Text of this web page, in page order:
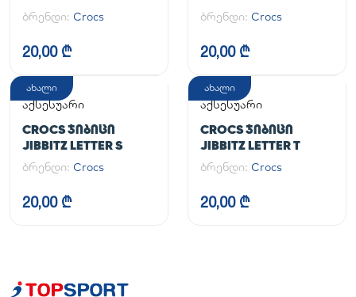
ბრენდი: Crocs
20,00 ₾
ბრენდი: Crocs
20,00 ₾
ახალი
აქსესუარი
CROCS ᲯᲘᲑᲘᲪᲘ
JIBBITZ LETTER S
ბრენდი: Crocs
20,00 ₾
ახალი
აქსესუარი
CROCS ᲯᲘᲑᲘᲪᲘ
JIBBITZ LETTER T
ბრენდი: Crocs
20,00 ₾